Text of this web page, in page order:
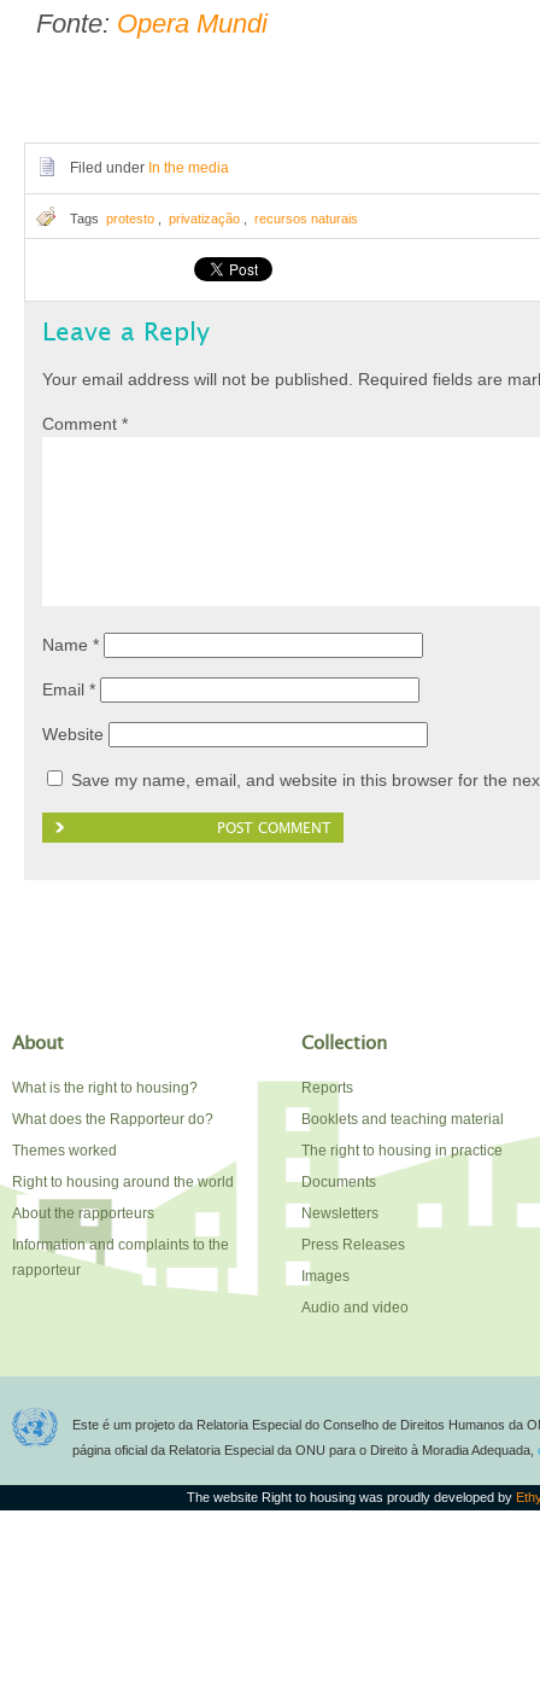
Fonte: Opera Mundi
Filed under In the media
Tags protesto privatização recursos naturais
Leave a Reply
Your email address will not be published. Required fields are
Comment *
Name *
Email *
Website
Save my name, email, and website in this browser for the
About
What is the right to housing?
What does the Rapporteur do?
Themes worked
Right to housing around the world
About the rapporteurs
Information and complaints to the
rapporteur
Collection
Reports
Booklets and teaching material
The right to housing in practice
Documents
Newsletters
Press Releases
Images
Audio and video
Este é um projeto da Relatoria Especial do Conselho de Direitos Humanos da
página oficial da Relatoria Especial da ONU para o Direito à Moradia Adequada,
The website Right to housing was proudly developed by